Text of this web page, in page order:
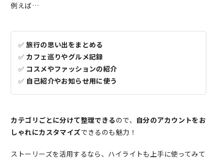
例えば…
✅旅行の思い出をまとめる
✅ カフェ巡りやグルメ記録
✅ コスメやファッションの紹介
✅ 自己紹介やお知らせ用に使う
カテゴリごとに分けて整理できるので、 自分のアカウントをお
しゃれにカスタマイズできるのも魅力！
ストーリーズを活用するなら、ハイライトも上手に使ってみて